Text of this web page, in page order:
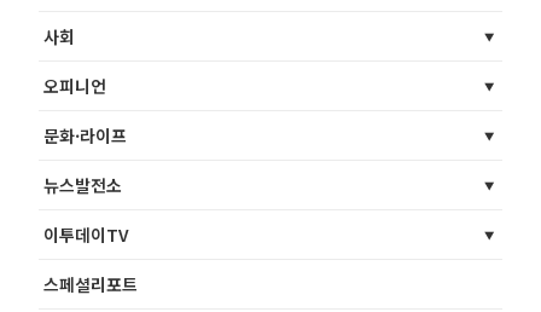
사회
오피니언
문화·라이프
뉴스발전소
이투데이TV
스페셜리포트